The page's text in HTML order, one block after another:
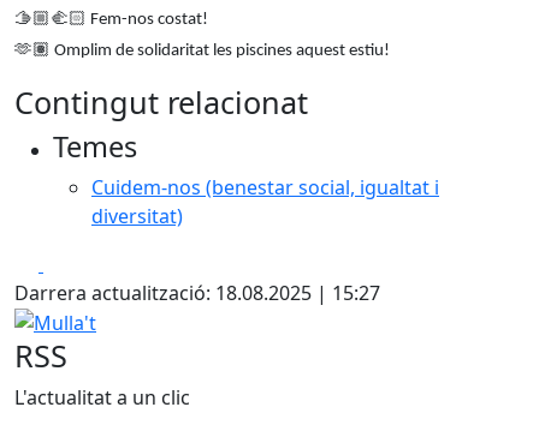
🫱 Fem-nos costat!
🫶 Omplim de solidaritat les piscines aquest estiu!
Contingut relacionat
Temes
Cuidem-nos (benestar social, igualtat i
diversitat)
Darrera actualització: 18.08.2025 | 15:27
Mulla't
RSS
L'actualitat a un clic